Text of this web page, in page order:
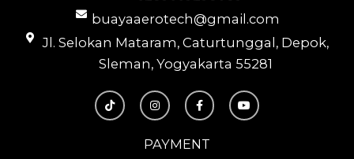
buayaaerotech@gmail.com
Jl. Selokan Mataram, Caturtunggal, Depok,
Sleman, Yogyakarta 55281
T
i
k
I
n
s
a
g
F
a
c
b
o
Y
o
u
PAYMENT